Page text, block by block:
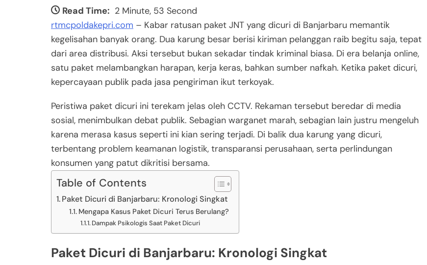
Read Time: 2 Minute, 53 Second
rtmcpoldakepri.com – Kabar ratusan paket JNT yang dicuri di Banjarbaru memantik
kegelisahan banyak orang. Dua karung besar berisi kiriman pelanggan raib begitu saja, tepat
dari area distribusi. Aksi tersebut bukan sekadar tindak kriminal biasa. Di era belanja online,
satu paket melambangkan harapan, kerja keras, bahkan sumber nafkah. Ketika paket dicuri,
kepercayaan publik pada jasa pengiriman ikut terkoyak.
Peristiwa paket dicuri ini terekam jelas oleh CCTV. Rekaman tersebut beredar di media
sosial, menimbulkan debat publik. Sebagian warganet marah, sebagian lain justru mengeluh
karena merasa kasus seperti ini kian sering terjadi. Di balik dua karung yang dicuri,
terbentang problem keamanan logistik, transparansi perusahaan, serta perlindungan
konsumen yang patut dikritisi bersama.
Table of Contents
Paket Dicuri di Banjarbaru: Kronologi Singkat
Mengapa Kasus Paket Dicuri Terus Berulang?
Dampak Psikologis Saat Paket Dicuri
Paket Dicuri di Banjarbaru: Kronologi Singkat